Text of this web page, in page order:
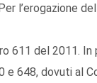
l’erogazione
611 del 2011.
648, dovuti al